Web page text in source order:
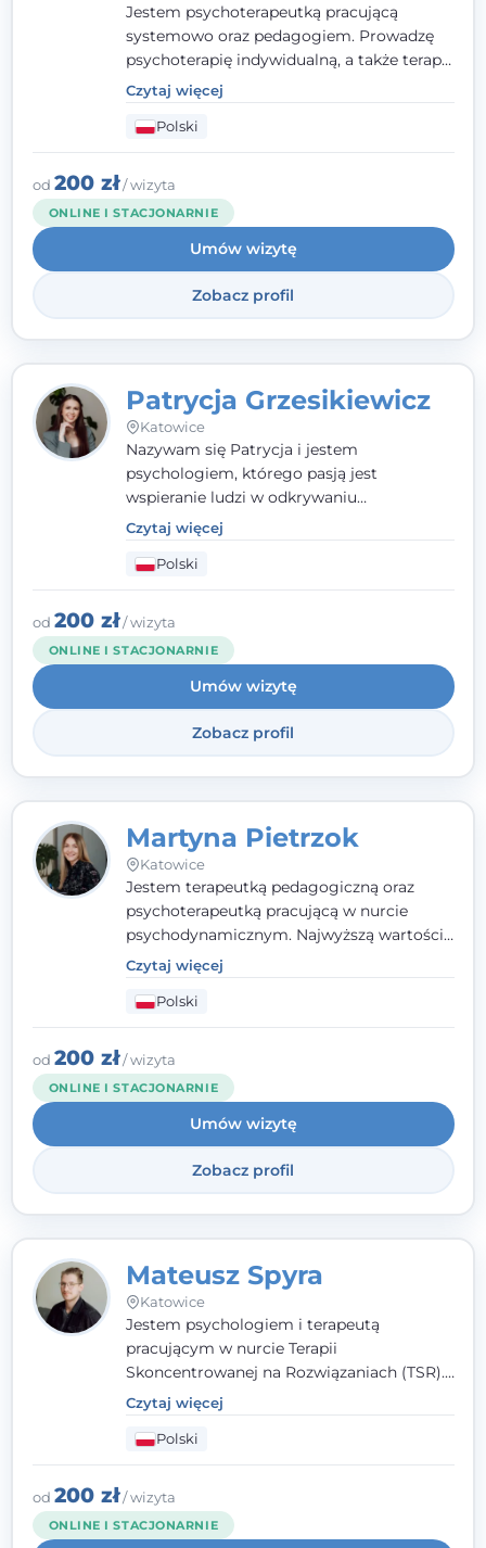
Jestem psychoterapeutką pracującą
systemowo oraz pedagogiem. Prowadzę
psychoterapię indywidualną, a także terapię
par, małżeństw i rodzin. Patrzę na
człowieka całościowo - w kontekście jego
relacji z rodziną, pracą i otoczeniem - i
opieram współpracę na Twoich mocnych
stronach.
Czytaj więcej
Polski
od 200 zł/ wizyta
ONLINE I STACJONARNIE
Umów wizytę
Zobacz profil
Patrycja Grzesikiewicz
Katowice
Nazywam się Patrycja i jestem
psychologiem, którego pasją jest
wspieranie ludzi w odkrywaniu
wewnętrznej siły i radzeniu sobie z
codziennymi trudnościami. Pracuję w
nurcie poznawczo-behawioralnym, oferując
indywidualne podejście pełne empatii,
zaufania i wsparcia. Jeśli masz za sobą
trudny czas, jestem tutaj dla Ciebie.
Czytaj więcej
Polski
od 200 zł/ wizyta
ONLINE I STACJONARNIE
Umów wizytę
Zobacz profil
Martyna Pietrzok
Katowice
Jestem terapeutką pedagogiczną oraz
psychoterapeutką pracującą w nurcie
psychodynamicznym. Najwyższą wartością
jest dla mnie bliska, pełna zrozumienia i
zaangażowania relacja z pacjentem. To
właśnie ta oparta na zaufaniu więź staje się
przestrzenią, w której można dotrzeć do
źródła trudności i spojrzeć na nie inaczej
niż dotąd.
Czytaj więcej
Polski
od 200 zł/ wizyta
ONLINE I STACJONARNIE
Umów wizytę
Zobacz profil
Mateusz Spyra
Katowice
Jestem psychologiem i terapeutą
pracującym w nurcie Terapii
Skoncentrowanej na Rozwiązaniach (TSR).
Towarzyszę młodzieży i dorosłym z
empatią, zrozumieniem i bez oceniania.
Daję przestrzeń do bycia sobą, bo wiem, że
w każdym człowieku jest coś wyjątkowego.
Czytaj więcej
Polski
od 200 zł/ wizyta
ONLINE I STACJONARNIE